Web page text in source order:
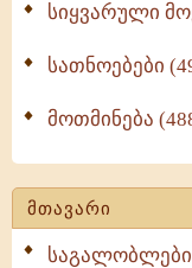
სიყვარული
სათნოებები
მოთმინება
მთავარი
საგალობლები